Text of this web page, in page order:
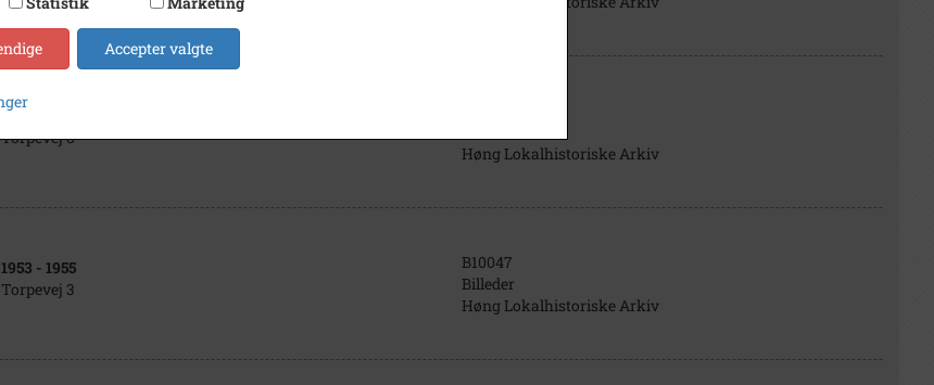
1960
Torpevej 8
Høng Lokalhistoriske Arkiv
1953 - 1955
Torpevej 3
B10047
Billeder
Høng Lokalhistoriske Arkiv
Accepter valgte